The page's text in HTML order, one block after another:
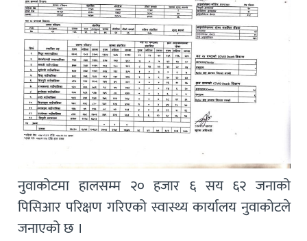
नुवाकोटमा हालसम्म २० हजार ६ सय ६२ जनाको
पिसिआर परिक्षण गरिएको स्वास्थ्य कार्यालय नुवाकोटले
जनाएको छ ।